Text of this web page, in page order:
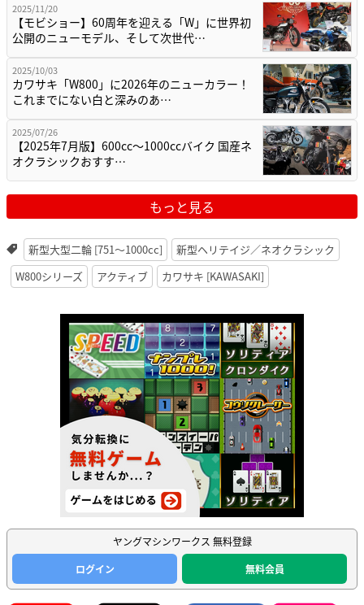
2025/11/20
【モビショー】60周年を迎える「W」に世界初
公開のニューモデル、そして次世代…
2025/10/03
カワサキ「W800」に2026年のニューカラー！
これまでにない白と深みのあ…
2025/07/26
【2025年7月版】600cc～1000ccバイク 国産ネ
オクラシックおすす…
もっと見る
新型大型二輪 [751〜1000cc]
新型ヘリテイジ／ネオクラシック
W800シリーズ
アクティブ カワサキ [KAWASAKI]
ヤングマシンワークス 無料登録
ログイン
無料会員